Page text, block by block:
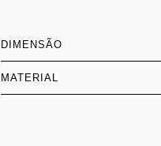
DIMENSÃO
MATERIAL